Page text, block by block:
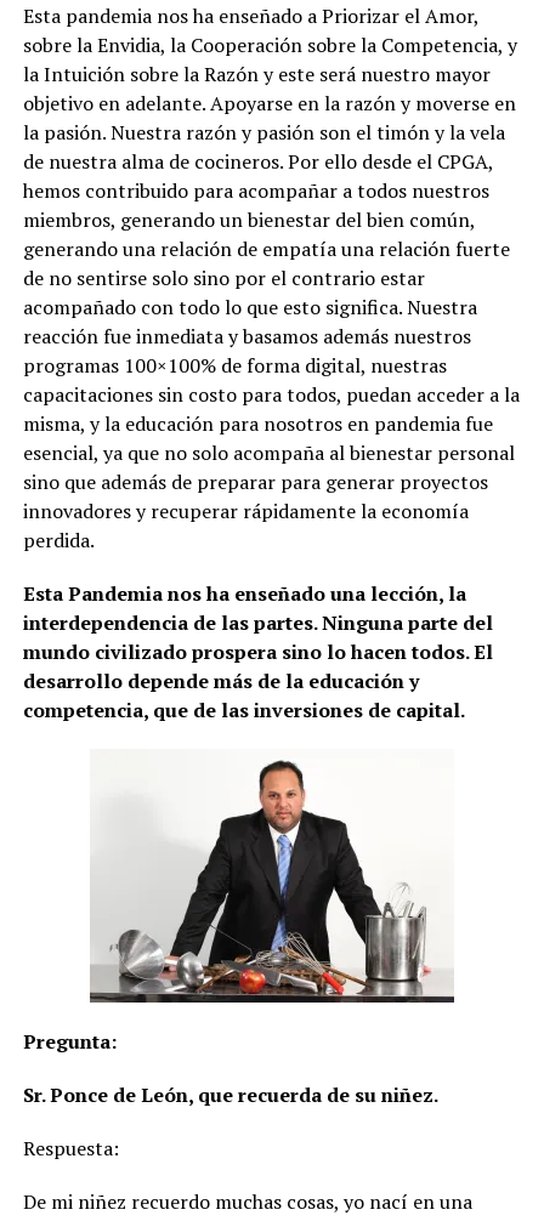
Esta pandemia nos ha enseñado a Priorizar el Amor,
sobre la Envidia, la Cooperación sobre la Competencia, y
la Intuición sobre la Razón y este será nuestro mayor
objetivo en adelante. Apoyarse en la razón y moverse en
la pasión. Nuestra razón y pasión son el timón y la vela
de nuestra alma de cocineros. Por ello desde el CPGA,
hemos contribuido para acompañar a todos nuestros
miembros, generando un bienestar del bien común,
generando una relación de empatía una relación fuerte
de no sentirse solo sino por el contrario estar
acompañado con todo lo que esto significa. Nuestra
reacción fue inmediata y basamos además nuestros
programas 100×100% de forma digital, nuestras
capacitaciones sin costo para todos, puedan acceder a la
misma, y la educación para nosotros en pandemia fue
esencial, ya que no solo acompaña al bienestar personal
sino que además de preparar para generar proyectos
innovadores y recuperar rápidamente la economía
perdida.
Esta Pandemia nos ha enseñado una lección, la
interdependencia de las partes. Ninguna parte del
mundo civilizado prospera sino lo hacen todos. El
desarrollo depende más de la educación y
competencia, que de las inversiones de capital.
Pregunta:
Sr. Ponce de León, que recuerda de su niñez.
Respuesta:
De mi niñez recuerdo muchas cosas, yo nací en una